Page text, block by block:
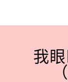
content
我